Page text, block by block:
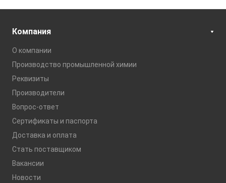
Компания
О компании
Производство промышленной химии
Реквизиты
Производители
Вопрос-ответ
Сертификаты и паспорта
Доставка и оплата
Стать поставщиком
Вакансии
Новости